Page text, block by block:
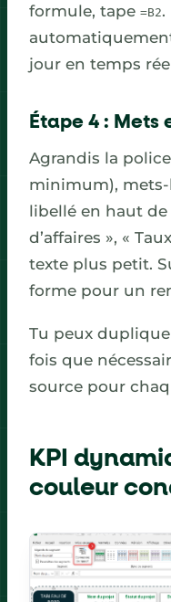
formule, tape =B2.
jour en temps
Étape 4 : Mets
Agrandis la
minimum), mets-
libellé en haut
d’affaires », «
texte plus petit.
forme pour un
Tu peux
fois que
source pour
KPI
couleur